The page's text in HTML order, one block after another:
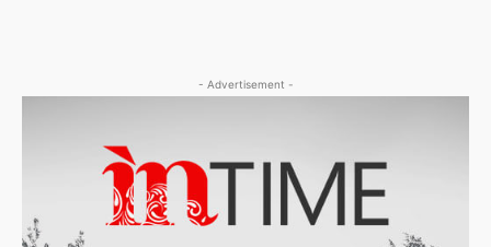
- Advertisement -